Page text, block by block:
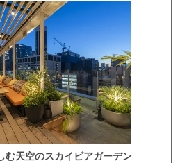
む天空のスカイビアガーデン